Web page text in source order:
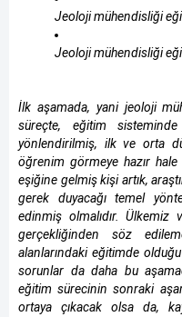
Jeoloji mühendisliği
Jeoloji mühendisliği
İlk aşamada, yani jeoloji
süreçte, eğitim
yönlendirilmiş, ilk ve orta
öğrenim görmeye hazır
eşiğine gelmiş kişi artık,
gerek duyacağı temel
edinmiş olmalıdır. Ülkemiz
gerçekliğinden söz
alanlarındaki eğitimde
sorunlar da daha bu
eğitim sürecinin sonraki
ortaya çıkacak olsa da,